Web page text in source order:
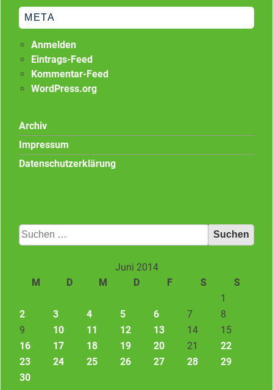
META
Anmelden
Eintrags-Feed
Kommentar-Feed
WordPress.org
Archiv
Impressum
Datenschutzerklärung
Suchen
nach:
Juni 2014
M
D M D F S
S
1
2
3 4 5 6 7
8
9
10 11 12 13 14
15
16
17 18 19 20 21
22
23
24 25 26 27 28
29
30